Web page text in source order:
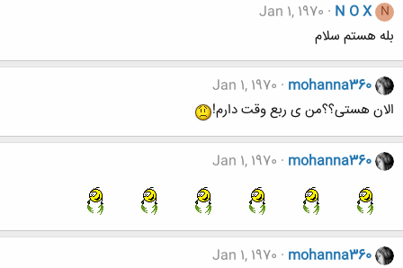
N
N O X
Jan 1, 1970
بله هستم سلام
mohanna360
Jan 1, 1970
الان هستی؟؟من ی ربع وقت دارم!
mohanna360
Jan 1, 1970
mohanna360
Jan 1, 1970